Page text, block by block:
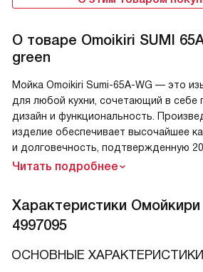
О товаре Omoikiri SUMI
green
Мойка Omoikiri Sumi-65A-WG — это
для любой кухни, сочетающий в себе
дизайн и функциональность.
изделие обеспечивает высочайшее
и долговечность, подтвержденную
Читать подробнее
Характеристики Омойкири
4997095
ОСНОВНЫЕ ХАРАКТЕРИСТИКИ